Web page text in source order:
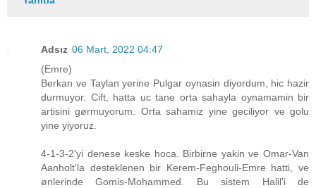
Adsız 06 Mart, 2022 04:47
(Emre)
Berkan ve Taylan yerine Pulgar oynasin diyordum, hic hazir
durmuyor. Cift, hatta uc tane orta sahayla oynamamin bir
artisini gørmuyorum. Orta sahamiz yine geciliyor ve golu
yine yiyoruz.
4-1-3-2'yi denese keske hoca. Birbirne yakin ve Omar-Van
Aanholt'la desteklenen bir Kerem-Feghouli-Emre hatti, ve
ønlerinde Gomis-Mohammed. Bu sistem Halil'i de